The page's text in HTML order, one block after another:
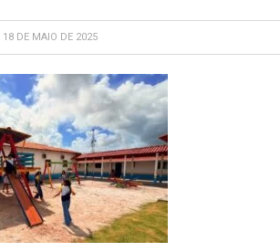
18 DE MAIO DE 2025